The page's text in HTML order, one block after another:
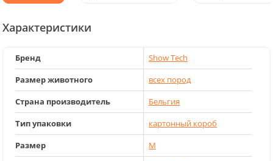
Характеристики
Бренд
Show Tech
Размер животного
всех пород
Страна производитель
Бельгия
Тип упаковки
картонный короб
Размер
M